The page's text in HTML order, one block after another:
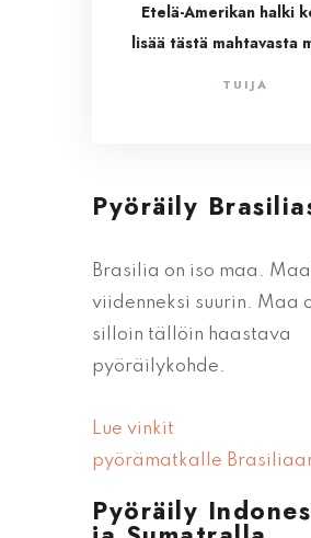
Etelä-Amerikan halki
lisää tästä mahtavasta
TUIJA
Pyöräily
Brasilia on iso maa.
viidenneksi suurin. Maa
silloin tällöin haastava
pyöräilykohde.
Lue vinkit
pyörämatkalle
Pyöräily